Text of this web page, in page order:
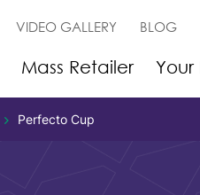
VIDEO GALLERY BLOG
Mass Retailer Your
Perfecto Cup